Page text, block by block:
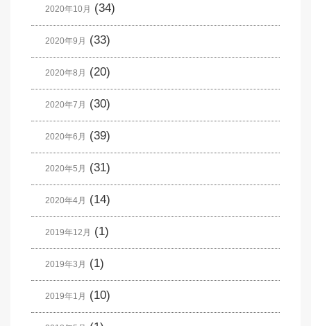
2020年10月 (34)
2020年9月 (33)
2020年8月 (20)
2020年7月 (30)
2020年6月 (39)
2020年5月 (31)
2020年4月 (14)
2019年12月 (1)
2019年3月 (1)
2019年1月 (10)